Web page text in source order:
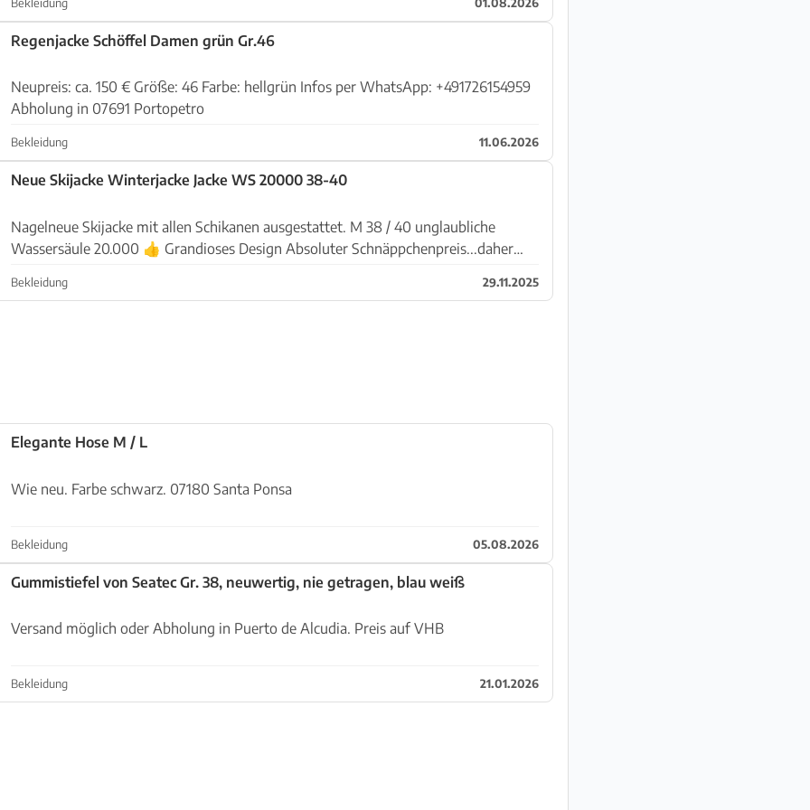
Regenjacke Schöffel Damen grün Gr.46
Neupreis: ca. 150 € Größe: 46 Farbe: hellgrün Infos per WhatsApp: +491726154959
Abholung in 07691 Portopetro
Bekleidung 11.06.2026
Neue Skijacke Winterjacke Jacke WS 20000 38-40
Nagelneue Skijacke mit allen Schikanen ausgestattet. M 38 / 40 unglaubliche
Wassersäule 20.000 👍 Grandioses Design Absoluter Schnäppchenpreis...daher
Bekleidung 29.11.2025
Elegante Hose M / L
Wie neu. Farbe schwarz. 07180 Santa Ponsa
Bekleidung 05.08.2026
Gummistiefel von Seatec Gr. 38, neuwertig, nie getragen, blau weiß
Versand möglich oder Abholung in Puerto de Alcudia. Preis auf VHB
Bekleidung 21.01.2026